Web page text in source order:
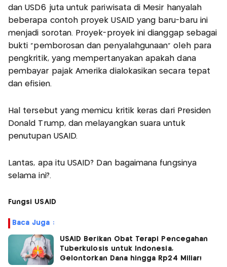
dan USD6 juta untuk pariwisata di Mesir hanyalah
beberapa contoh proyek USAID yang baru-baru ini
menjadi sorotan. Proyek-proyek ini dianggap sebagai
bukti "pemborosan dan penyalahgunaan" oleh para
pengkritik, yang mempertanyakan apakah dana
pembayar pajak Amerika dialokasikan secara tepat
dan efisien.
Hal tersebut yang memicu kritik keras dari Presiden
Donald Trump, dan melayangkan suara untuk
penutupan USAID.
Lantas, apa itu USAID? Dan bagaimana fungsinya
selama ini?.
Fungsi USAID
Baca Juga :
USAID Berikan Obat Terapi Pencegahan
Tuberkulosis untuk Indonesia,
Gelontorkan Dana hingga Rp24 Miliar!